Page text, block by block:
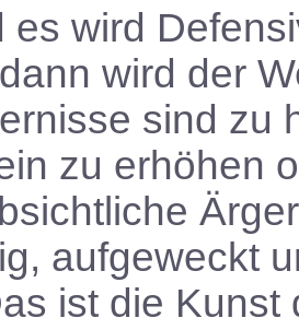
es wird
wird der
sind zu
zu erhöhen
aufgeweckt
ist die